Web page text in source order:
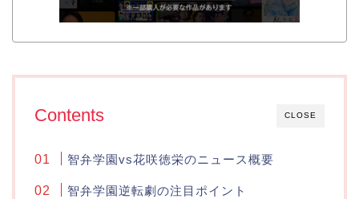
CLOSE
Contents
智弁学園vs花咲徳栄のニュース概要
智弁学園逆転劇の注目ポイント